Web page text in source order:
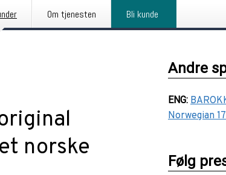
Om tjenesten Bli kunde
norske
Andre
ENG:
Norwegian
Følg